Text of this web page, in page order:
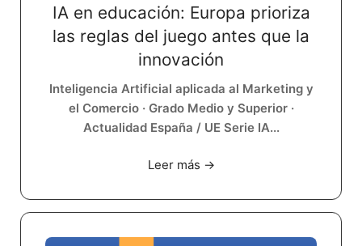
IA en educación: Europa prioriza
las reglas del juego antes que la
innovación
Inteligencia Artificial aplicada al Marketing y
el Comercio · Grado Medio y Superior ·
Actualidad España / UE Serie IA...
Leer más →